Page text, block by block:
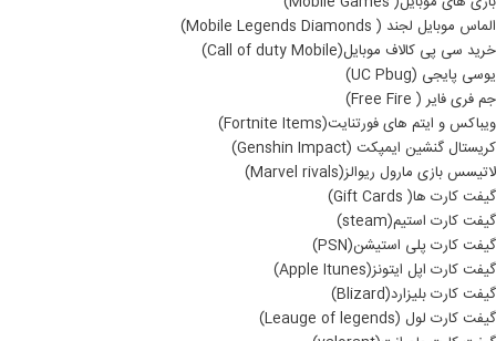
الماس موبایل لجند ( Mobile Legends Diamonds)
خرید سی پی کالاف موبایل(Call of duty Mobile)
یوسی پایجی (UC Pbug)
جم فری فایر ( Free Fire)
ویباکس و ایتم های فورتنایت(Fortnite Items)
کریستال گنشین ایمپکت (Genshin Impact)
لاتیسس بازی مارول ریوالز(Marvel rivals)
گیفت کارت ها( Gift Cards)
گیفت کارت استیم(steam)
گیفت کارت پلی استیشن(PSN)
گیفت کارت اپل ایتونز(Apple Itunes)
گیفت کارت بلیزارد(Blizard)
گیفت کارت لول (Leauge of legends)